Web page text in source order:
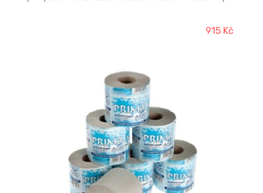
použít i při manipulaci s potravinami. Jedná se o
jednorázové ručníky, které jsou dvouvrstvé a skládané
915 Kč